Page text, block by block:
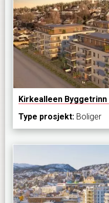
Kirkealleen Byggetrinn
Type prosjekt: Boliger